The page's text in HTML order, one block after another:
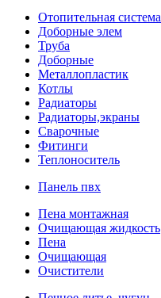
Отопительная система
Доборные элем
Труба
Доборные
Металлопластик
Котлы
Радиаторы
Радиаторы,экраны
Сварочные
Фитинги
Теплоноситель
Панель пвх
Пена монтажная
Очищающая жидкость
Пена
Очищающая
Очистители